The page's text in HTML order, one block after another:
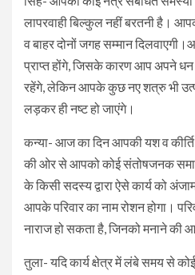
लापरवाही बिल्कुल नहीं बरतनी है।
व बाहर दोनों जगह सम्मान
प्राप्त होंगे, जिसके कारण आप अपने धन
रहेंगे, लेकिन आपके कुछ नए शत्रु भी
लड़कर ही नष्ट हो जाएंगे।
कन्या- आज का दिन आपकी यश व
की ओर से आपको कोई संतोषजनक
के किसी सदस्य द्वारा ऐसे कार्य को
आपके परिवार का नाम रोशन होगा।
नाराज हो सकता है, जिनको मनाने की
तुला- यदि कार्य क्षेत्र में लंबे समय से